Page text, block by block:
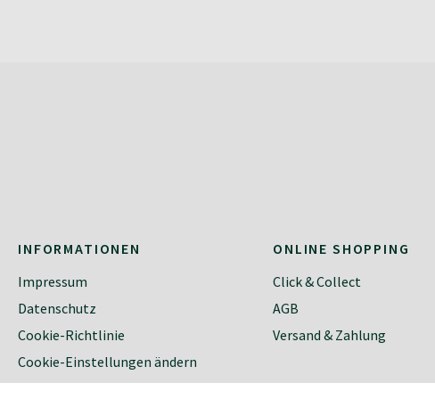
INFORMATIONEN
Impressum
Datenschutz
Cookie-Richtlinie
Cookie-Einstellungen ändern
ONLINE SHOPPING
Click & Collect
AGB
Versand & Zahlung